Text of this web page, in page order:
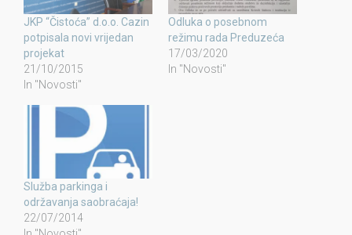
JKP “Čistoća” d.o.o. Cazin
potpisala novi vrijedan
projekat
21/10/2015
In "Novosti"
Odluka o posebnom
režimu rada Preduzeća
17/03/2020
In "Novosti"
Služba parkinga i
održavanja saobraćaja!
22/07/2014